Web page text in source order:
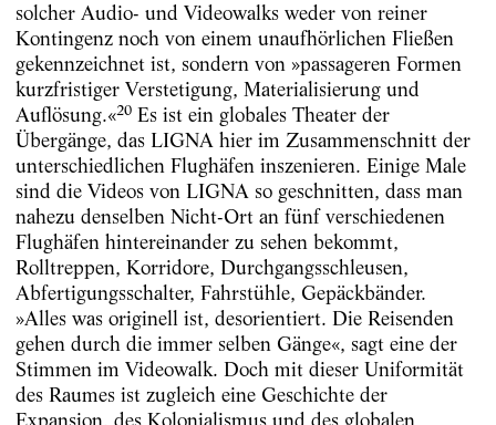
solcher Audio- und Videowalks weder von reiner
Kontingenz noch von einem unaufhörlichen Fließen
gekennzeichnet ist, sondern von »passageren Formen
kurzfristiger Verstetigung, Materialisierung und
Auflösung.«20Es ist ein globales Theater der
Übergänge, das LIGNA hier im Zusammenschnitt der
unterschiedlichen Flughäfen inszenieren. Einige Male
sind die Videos von LIGNA so geschnitten, dass man
nahezu denselben Nicht-Ort an fünf verschiedenen
Flughäfen hintereinander zu sehen bekommt,
Rolltreppen, Korridore, Durchgangsschleusen,
Abfertigungsschalter, Fahrstühle, Gepäckbänder.
»Alles was originell ist, desorientiert. Die Reisenden
gehen durch die immer selben Gänge«, sagt eine der
Stimmen im Videowalk. Doch mit dieser Uniformität
des Raumes ist zugleich eine Geschichte der